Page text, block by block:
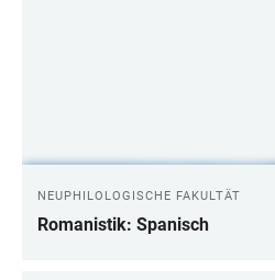
NEUPHILOLOGISCHE FAKULTÄT
Romanistik: Spanisch